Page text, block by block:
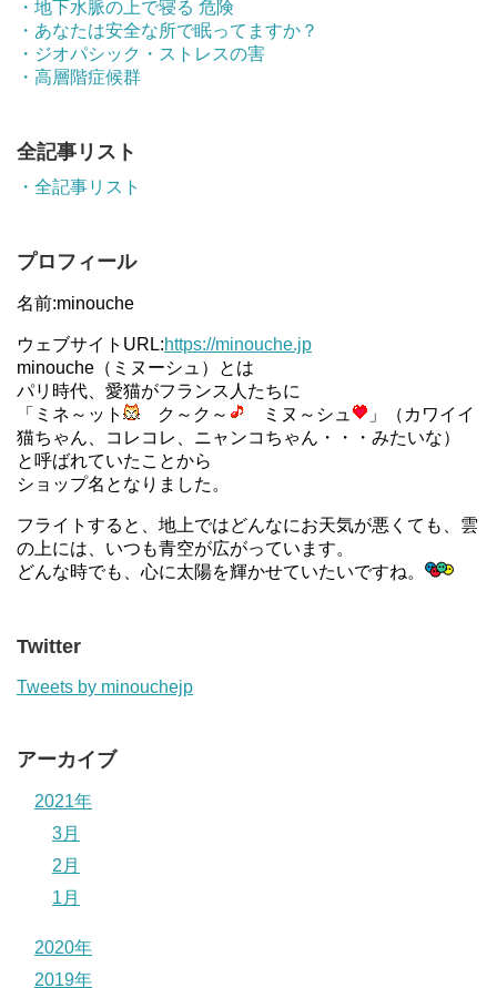
・地下水脈の上で寝る 危険
・あなたは安全な所で眠ってますか？
・ジオパシック・ストレスの害
・高層階症候群
全記事リスト
・全記事リスト
プロフィール
名前:minouche
ウェブサイトURL:https://minouche.jp
minouche（ミヌーシュ）とは
パリ時代、愛猫がフランス人たちに
「ミネ～ット
ク～ク～ ミヌ～シュ
」（カワイイ
猫ちゃん、コレコレ、ニャンコちゃん・・・みたいな）
と呼ばれていたことから
ショップ名となりました。
フライトすると、地上ではどんなにお天気が悪くても、雲
の上には、いつも青空が広がっています。
どんな時でも、心に太陽を輝かせていたいですね。
Twitter
Tweets by minouchejp
アーカイブ
2021年
3月
2月
1月
2020年
2019年